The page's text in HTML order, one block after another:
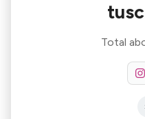
Total